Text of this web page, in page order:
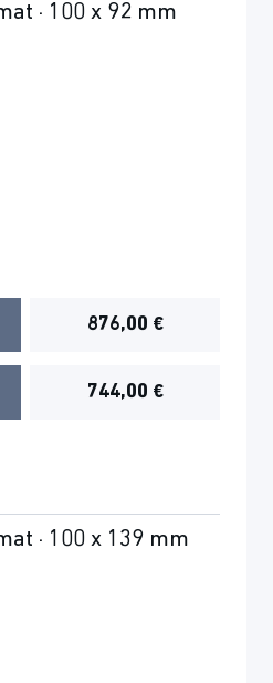
· 100 x 92 mm
876,00 €
744,00 €
· 100 x 139 mm